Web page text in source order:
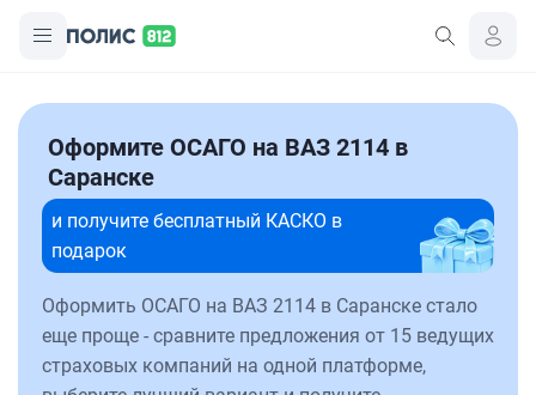
Оформите ОСАГО на ВАЗ 2114 в
Саранске
и получите бесплатный КАСКО в
подарок
Оформить ОСАГО на ВАЗ 2114 в Саранске стало
еще проще - сравните предложения от 15 ведущих
страховых компаний на одной платформе,